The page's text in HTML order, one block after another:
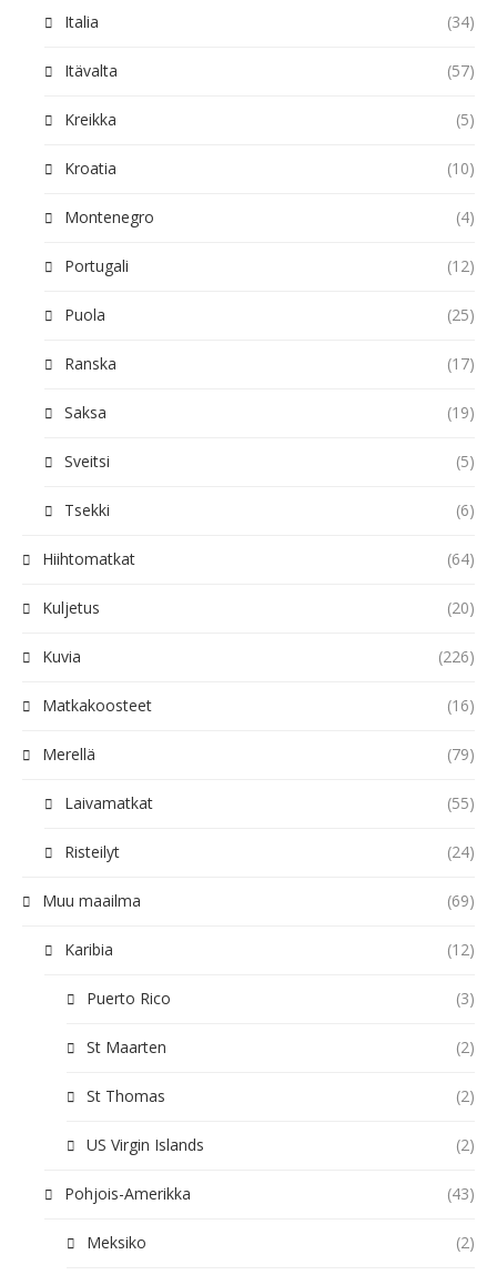
Italia (34)
Itävalta (57)
Kreikka (5)
Kroatia (10)
Montenegro (4)
Portugali (12)
Puola (25)
Ranska (17)
Saksa (19)
Sveitsi (5)
Tsekki (6)
Hiihtomatkat (64)
Kuljetus (20)
Kuvia (226)
Matkakoosteet (16)
Merellä (79)
Laivamatkat (55)
Risteilyt (24)
Muu maailma (69)
Karibia (12)
Puerto Rico (3)
St Maarten (2)
St Thomas (2)
US Virgin Islands (2)
Pohjois-Amerikka (43)
Meksiko (2)